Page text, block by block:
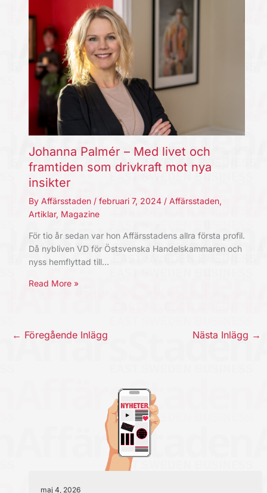
Johanna Palmér – Med livet och
framtiden som drivkraft mot nya
insikter
By Affärsstaden / februari 7, 2024 / Affärsstaden,
Artiklar, Magazine
För tio år sedan var hon Affärsstadens allra första profil.
Då nybliven VD för Östsvenska Handelskammaren och
nyss hemflyttad till…
Read More »
← Föregående Inlägg Nästa Inlägg →
maj 4, 2026